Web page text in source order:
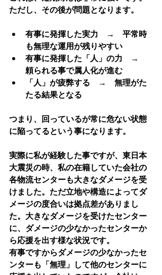
ただし、その後が問題となります。
有事に発揮した実力　→　平常時
も無理な運用が残りやすい
有事に発揮した「人」の力　→
頼られる事で属人化が進む
「人」が疲弊する　→　無理がた
たる結果となる
つまり、回っているが常に危ない状態
に陥ってるという事になります。
実際に私が経験した事ですが、東日本
大震災の時、私の在籍していた会社の
各物流センターも大きなダメージを受
けました。ただ立地や構造によってダ
メージの度合いは拠点差がありまし
た。大きなダメージを受けたセンター
に、ダメージの少なかったセンターか
ら応援を出す様な状況です。
有事ですからダメージの少なかったセ
ンターも「無理」して他のセンターに